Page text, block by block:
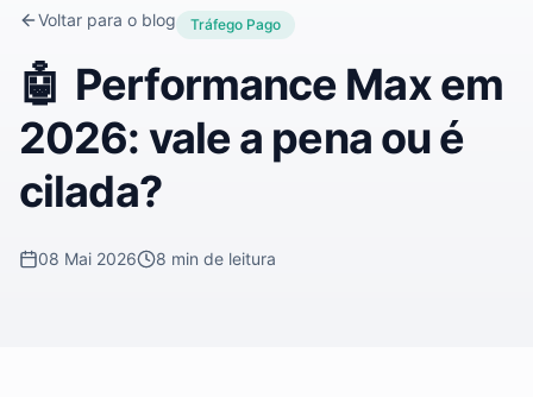
Voltar para o blog Tráfego Pago
🤖 Performance Max em
2026: vale a pena ou é
cilada?
08 Mai 2026 8 min de leitura